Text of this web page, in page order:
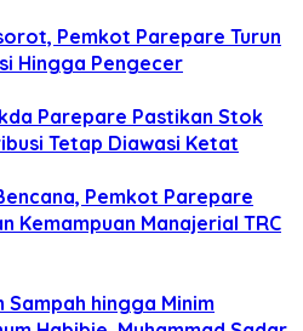
Pemkot Parepare Turun
Hingga Pengecer
Parepare Pastikan Stok
Tetap Diawasi Ketat
Pemkot Parepare
Kemampuan Manajerial TRC
hingga Minim